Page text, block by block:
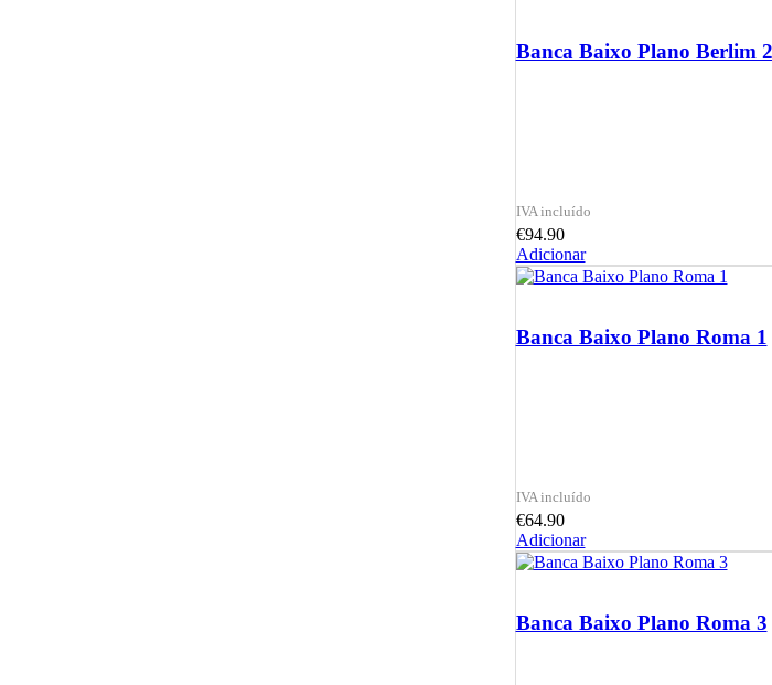
Banca Baixo Plano Berlim 2
€94.90
Adicionar
Banca Baixo Plano Roma 1
€64.90
Adicionar
Banca Baixo Plano Roma 3